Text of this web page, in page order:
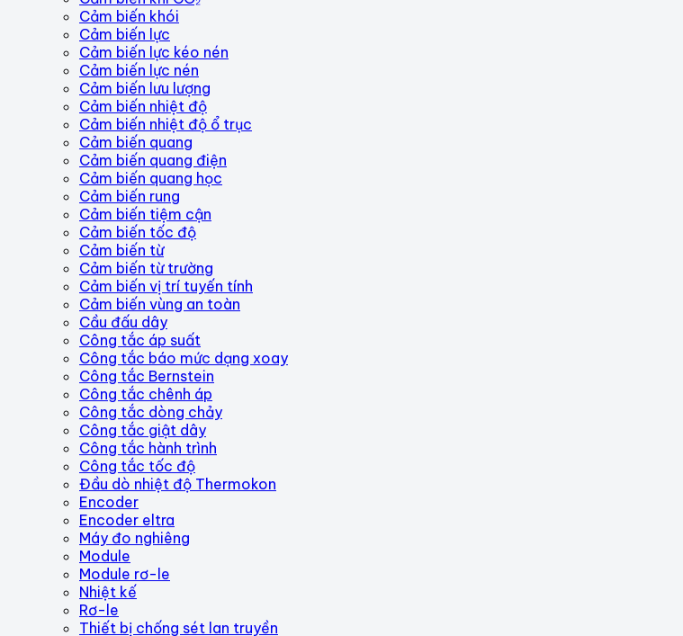
Cảm biến khói
Cảm biến lực
Cảm biến lực kéo nén
Cảm biến lực nén
Cảm biến lưu lượng
Cảm biến nhiệt độ
Cảm biến nhiệt độ ổ trục
Cảm biến quang
Cảm biến quang điện
Cảm biến quang học
Cảm biến rung
Cảm biến tiệm cận
Cảm biến tốc độ
Cảm biến từ
Cảm biến từ trường
Cảm biến vị trí tuyến tính
Cảm biến vùng an toàn
Cầu đấu dây
Công tắc áp suất
Công tắc báo mức dạng xoay
Công tắc Bernstein
Công tắc chênh áp
Công tắc dòng chảy
Công tắc giật dây
Công tắc hành trình
Công tắc tốc độ
Đầu dò nhiệt độ Thermokon
Encoder
Encoder eltra
Máy đo nghiêng
Module
Module rơ-le
Nhiệt kế
Rơ-le
Thiết bị chống sét lan truyền